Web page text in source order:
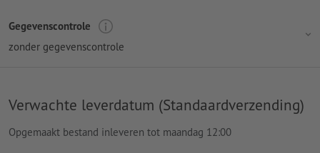
Gegevenscontrole
zonder gegevenscontrole
Verwachte leverdatum (Standaardverzending)
Opgemaakt bestand inleveren tot maandag 12:00